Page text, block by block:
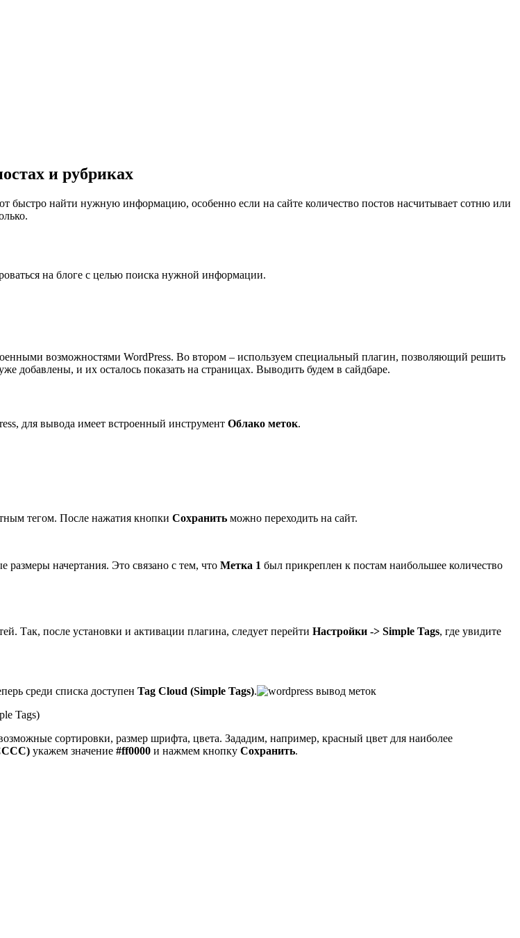
и рубриках
быстро найти нужную информацию, особенно если на сайте количество постов насчитывает сотню или
на блоге с целью поиска нужной информации.
возможностями WordPress. Во втором – используем специальный плагин, позволяющий решить
добавлены, и их осталось показать на страницах. Выводить будем в сайдбаре.
для вывода имеет встроенный инструмент Облако меток.
тегом. После нажатия кнопки Сохранить можно переходить на сайт.
начертания. Это связано с тем, что Метка 1 был прикреплен к постам наибольшее количество
Так, после установки и активации плагина, следует перейти Настройки -> Simple Tags, где увидите
среди списка доступен Tag Cloud (Simple Tags).
сортировки, размер шрифта, цвета. Зададим, например, красный цвет для наиболее
укажем значение #ff0000 и нажмем кнопку Сохранить.